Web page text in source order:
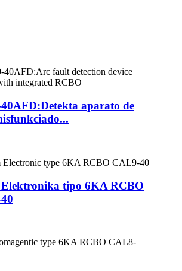
aparato de
Elektronika tipo 6KA RCBO